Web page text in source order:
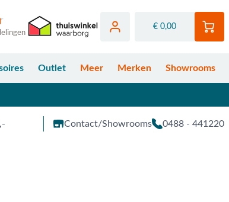
€ 0,00
Outlet Meer Merken Showrooms
Contact/Showrooms 0488 - 441220